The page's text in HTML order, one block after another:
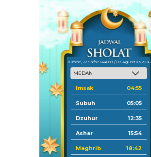
Jum'at, 22 Safar 1448 H / 07 Agustus 2026
Imsak 04:55
Subuh 05:05
Dzuhur 12:35
Ashar 15:54
Maghrib 18:42